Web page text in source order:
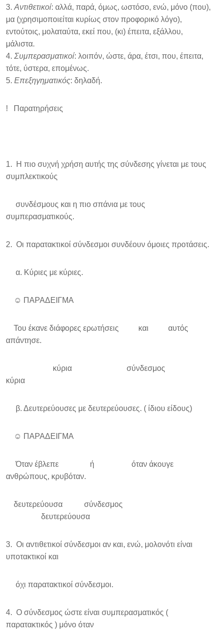
3. Αντιθετικοί: αλλά, παρά, όμως, ωστόσο, ενώ, μόνο (που),
μα (χρησιμοποιείται κυρίως στον προφορικό λόγο),
εντούτοις, μολαταύτα, εκεί που, (κι) έπειτα, εξάλλου,
μάλιστα.
4. Συμπερασματικοί: λοιπόν, ώστε, άρα, έτσι, που, έπειτα,
τότε, ύστερα, επομένως.
5. Επεξηγηματικός: δηλαδή.
! Παρατηρήσεις
1. Η πιο συχνή χρήση αυτής της σύνδεσης γίνεται με τους
συμπλεκτικούς
συνδέσμους και η πιο σπάνια με τους
συμπερασματικούς.
2. Οι παρατακτικοί σύνδεσμοι συνδέουν όμοιες προτάσεις.
α. Κύριες με κύριες.
☺ ΠΑΡΑΔΕΙΓΜΑ
Του έκανε διάφορες ερωτήσεις και αυτός
απάντησε.
κύρια σύνδεσμος
κύρια
β. Δευτερεύουσες με δευτερεύουσες. ( ίδιου είδους)
☺ ΠΑΡΑΔΕΙΓΜΑ
Όταν έβλεπε ή όταν άκουγε
ανθρώπους, κρυβόταν.
δευτερεύουσα σύνδεσμος
δευτερεύουσα
3. Οι αντιθετικοί σύνδεσμοι αν και, ενώ, μολονότι είναι
υποτακτικοί και
όχι παρατακτικοί σύνδεσμοι.
4. Ο σύνδεσμος ώστε είναι συμπερασματικός (
παρατακτικός ) μόνο όταν